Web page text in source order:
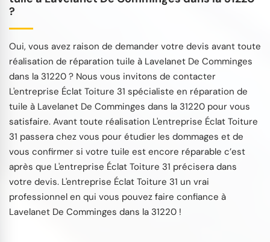
?
Oui, vous avez raison de demander votre devis avant toute
réalisation de réparation tuile à Lavelanet De Comminges
dans la 31220 ? Nous vous invitons de contacter
L'entreprise Éclat Toiture 31 spécialiste en réparation de
tuile à Lavelanet De Comminges dans la 31220 pour vous
satisfaire. Avant toute réalisation L'entreprise Éclat Toiture
31 passera chez vous pour étudier les dommages et de
vous confirmer si votre tuile est encore réparable c’est
après que L'entreprise Éclat Toiture 31 précisera dans
votre devis. L'entreprise Éclat Toiture 31 un vrai
professionnel en qui vous pouvez faire confiance à
Lavelanet De Comminges dans la 31220 !